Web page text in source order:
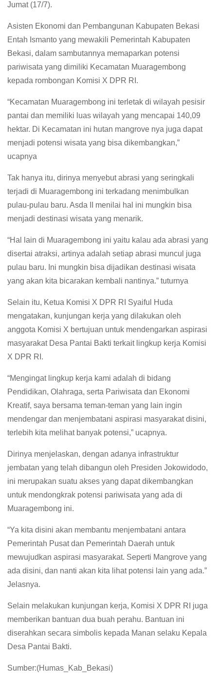
Jumat (17/7).
Asisten Ekonomi dan Pembangunan Kabupaten Bekasi
Entah Ismanto yang mewakili Pemerintah Kabupaten
Bekasi, dalam sambutannya memaparkan potensi
pariwisata yang dimiliki Kecamatan Muaragembong
kepada rombongan Komisi X DPR RI.
“Kecamatan Muaragembong ini terletak di wilayah pesisir
pantai dan memiliki luas wilayah yang mencapai 140,09
hektar. Di Kecamatan ini hutan mangrove nya juga dapat
menjadi potensi wisata yang bisa dikembangkan,”
ucapnya
Tak hanya itu, dirinya menyebut abrasi yang seringkali
terjadi di Muaragembong ini terkadang menimbulkan
pulau-pulau baru. Asda II menilai hal ini mungkin bisa
menjadi destinasi wisata yang menarik.
“Hal lain di Muaragembong ini yaitu kalau ada abrasi yang
disertai atraksi, artinya adalah setiap abrasi muncul juga
pulau baru. Ini mungkin bisa dijadikan destinasi wisata
yang akan kita bicarakan kembali nantinya.” tuturnya
Selain itu, Ketua Komisi X DPR RI Syaiful Huda
mengatakan, kunjungan kerja yang dilakukan oleh
anggota Komisi X bertujuan untuk mendengarkan aspirasi
masyarakat Desa Pantai Bakti terkait lingkup kerja Komisi
X DPR RI.
“Mengingat lingkup kerja kami adalah di bidang
Pendidikan, Olahraga, serta Pariwisata dan Ekonomi
Kreatif, saya bersama teman-teman yang lain ingin
mendengar dan menjembatani aspirasi masyarakat disini,
terlebih kita melihat banyak potensi,” ucapnya.
Dirinya menjelaskan, dengan adanya infrastruktur
jembatan yang telah dibangun oleh Presiden Jokowidodo,
ini merupakan suatu akses yang dapat dikembangkan
untuk mendongkrak potensi pariwisata yang ada di
Muaragembong ini.
“Ya kita disini akan membantu menjembatani antara
Pemerintah Pusat dan Pemerintah Daerah untuk
mewujudkan aspirasi masyarakat. Seperti Mangrove yang
ada disini, dan nanti akan kita lihat potensi lain yang ada.”
Jelasnya.
Selain melakukan kunjungan kerja, Komisi X DPR RI juga
memberikan bantuan dua buah perahu. Bantuan ini
diserahkan secara simbolis kepada Manan selaku Kepala
Desa Pantai Bakti.
Sumber:(Humas_Kab_Bekasi)